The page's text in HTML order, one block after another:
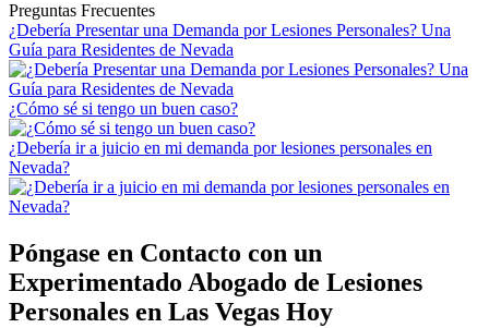
Preguntas Frecuentes
¿Debería Presentar una Demanda por Lesiones Personales? Una
Guía para Residentes de Nevada
¿Cómo sé si tengo un buen caso?
¿Debería ir a juicio en mi demanda por lesiones personales en
Nevada?
Póngase en Contacto con un
Experimentado Abogado de Lesiones
Personales en Las Vegas Hoy